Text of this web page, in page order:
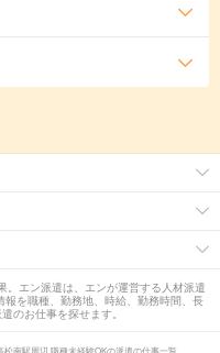
エン派遣は、エンが運営する人材派遣
を職種、勤務地、時給、勤務時間、長
のお仕事を探せます。